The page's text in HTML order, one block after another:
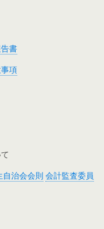
書
項
自治会会則 会計監査委員